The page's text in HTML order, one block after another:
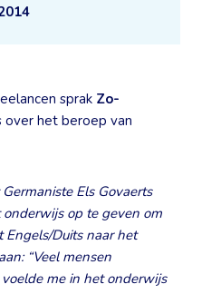
sprak Zo-
over het beroep van
Els Govaerts
op te geven om
Engels/Duits naar het
“Veel mensen
me in het onderwijs